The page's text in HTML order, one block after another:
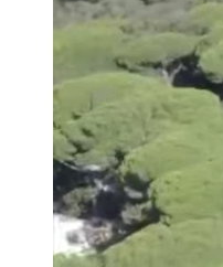
Schulverein
Elternvertretung